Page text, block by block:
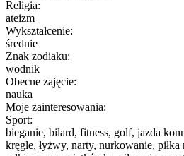
Religia:
ateizm
Wykształcenie:
średnie
Znak zodiaku:
wodnik
Obecne zajęcie:
nauka
Moje zainteresowania:
Sport:
bieganie, bilard, fitness, golf, jazda
kręgle, łyżwy, narty, nurkowanie, piłka